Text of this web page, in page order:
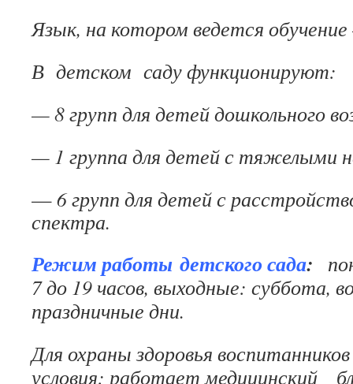
Язык, на котором ведется
В детском саду функционируют:
— 8 групп для детей дошкольного
— 1 группа для детей с тяжелыми
—6 групп для детей с
спектра.
Режим работы детского сада:
7 до 19 часов, выходные: суббота,
праздничные дни.
Для охраны здоровья
условия: работает медицинский